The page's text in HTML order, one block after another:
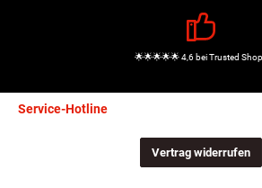
🌟🌟🌟🌟🌟 4,6 bei Trusted
Service-Hotline
Vertrag widerrufen